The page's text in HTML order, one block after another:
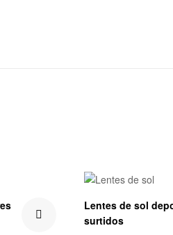
Lentes de sol
surtidos